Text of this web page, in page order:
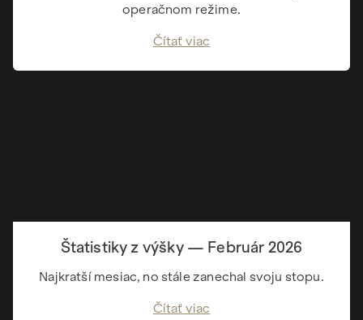
operačnom režime.
Čítať viac
Štatistiky z výšky — Február 2026
Najkratší mesiac, no stále zanechal svoju stopu.
Čítať viac